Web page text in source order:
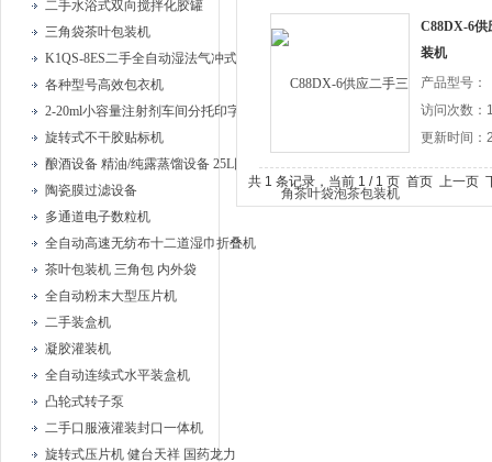
二手水浴式双向搅拌化胶罐
三角袋茶叶包装机
K1QS-8ES二手全自动湿法气冲式胶塞清洗机
各种型号高效包衣机
2-20ml小容量注射剂车间分托印字安瓿联动机
旋转式不干胶贴标机
酿酒设备 精油/纯露蒸馏设备 25L固液蒸馏器、
陶瓷膜过滤设备
多通道电子数粒机
全自动高速无纺布十二道湿巾折叠机
茶叶包装机 三角包 内外袋
全自动粉末大型压片机
二手装盒机
凝胶灌装机
全自动连续式水平装盒机
凸轮式转子泵
二手口服液灌装封口一体机
旋转式压片机 健台天祥 国药龙力
C88DX-6供
装机
产品型号：
访问次数：
更新时间：
共 1 条记录，当前 1 / 1 页 首页 上一页